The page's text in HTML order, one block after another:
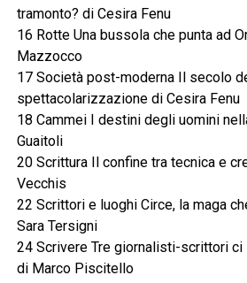
tramonto? di Cesira Fenu
16 Rotte Una bussola che punta ad
Mazzocco
17 Società post-moderna Il secolo
spettacolarizzazione di Cesira Fenu
18 Cammei I destini degli uomini
Guaitoli
20 Scrittura Il confine tra tecnica e
Vecchis
22 Scrittori e luoghi Circe, la maga
Sara Tersigni
24 Scrivere Tre giornalisti-scrittori
di Marco Piscitello